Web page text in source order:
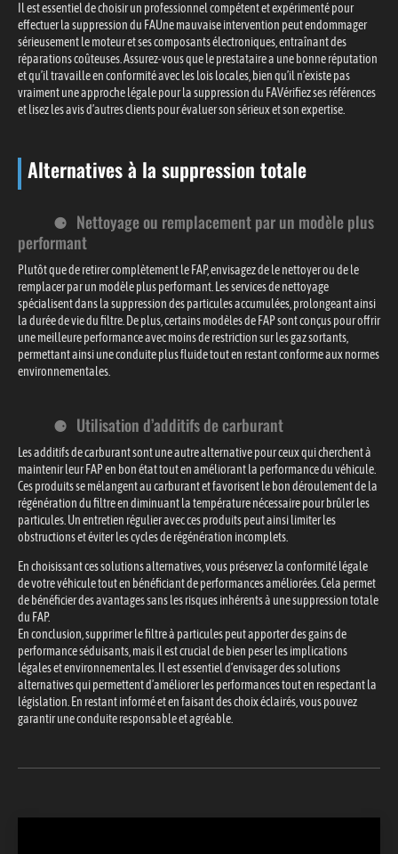
Il est essentiel de choisir un professionnel compétent et expérimenté pour
effectuer la suppression du FAUne mauvaise intervention peut endommager
sérieusement le moteur et ses composants électroniques, entraînant des
réparations coûteuses. Assurez-vous que le prestataire a une bonne réputation
et qu’il travaille en conformité avec les lois locales, bien qu’il n’existe pas
vraiment une approche légale pour la suppression du FAVérifiez ses références
et lisez les avis d’autres clients pour évaluer son sérieux et son expertise.
Alternatives à la suppression totale
Nettoyage ou remplacement par un modèle plus
performant
Plutôt que de retirer complètement le FAP, envisagez de le nettoyer ou de le
remplacer par un modèle plus performant. Les services de nettoyage
spécialisent dans la suppression des particules accumulées, prolongeant ainsi
la durée de vie du filtre. De plus, certains modèles de FAP sont conçus pour offrir
une meilleure performance avec moins de restriction sur les gaz sortants,
permettant ainsi une conduite plus fluide tout en restant conforme aux normes
environnementales.
Utilisation d’additifs de carburant
Les additifs de carburant sont une autre alternative pour ceux qui cherchent à
maintenir leur FAP en bon état tout en améliorant la performance du véhicule.
Ces produits se mélangent au carburant et favorisent le bon déroulement de la
régénération du filtre en diminuant la température nécessaire pour brûler les
particules. Un entretien régulier avec ces produits peut ainsi limiter les
obstructions et éviter les cycles de régénération incomplets.
En choisissant ces solutions alternatives, vous préservez la conformité légale
de votre véhicule tout en bénéficiant de performances améliorées. Cela permet
de bénéficier des avantages sans les risques inhérents à une suppression totale
du FAP.
En conclusion, supprimer le filtre à particules peut apporter des gains de
performance séduisants, mais il est crucial de bien peser les implications
légales et environnementales. Il est essentiel d’envisager des solutions
alternatives qui permettent d’améliorer les performances tout en respectant la
législation. En restant informé et en faisant des choix éclairés, vous pouvez
garantir une conduite responsable et agréable.